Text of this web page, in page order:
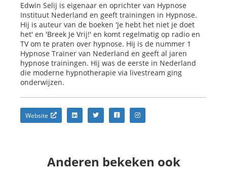
Edwin Selij is eigenaar en oprichter van Hypnose
Instituut Nederland en geeft trainingen in Hypnose.
Hij is auteur van de boeken 'Je hebt het niet je doet
het' en 'Breek Je Vrij!' en komt regelmatig op radio en
TV om te praten over hypnose. Hij is de nummer 1
Hypnose Trainer van Nederland en geeft al jaren
hypnose trainingen. Hij was de eerste in Nederland
die moderne hypnotherapie via livestream ging
onderwijzen.
Website
Anderen bekeken ook